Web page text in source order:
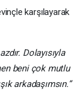
karşılayarak
Dolayısıyla
beni çok mutlu
arkadaşımsın.”